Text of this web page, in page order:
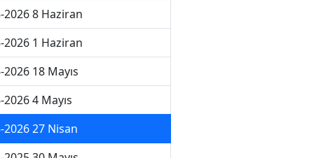
2026 8 Haziran
2026 1 Haziran
2026 18 Mayıs
2026 4 Mayıs
2026 27 Nisan